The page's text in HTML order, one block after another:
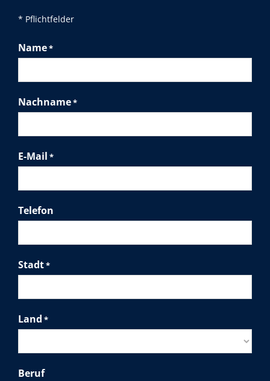
* Pflichtfelder
Name*
Nachname*
E-Mail *
Telefon
Stadt*
Land *
Beruf